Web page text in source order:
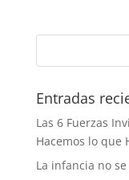
Entradas
Las 6 Fuerzas
Hacemos lo que
La infancia no